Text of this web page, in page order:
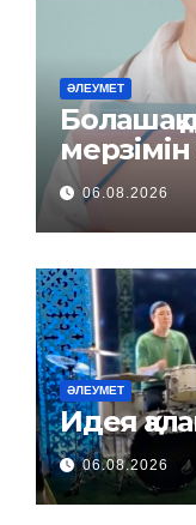
ӘЛЕУМЕТ
Болашақ
06.08.2026
ӘЛЕУМЕТ
Идея
06.08.2026